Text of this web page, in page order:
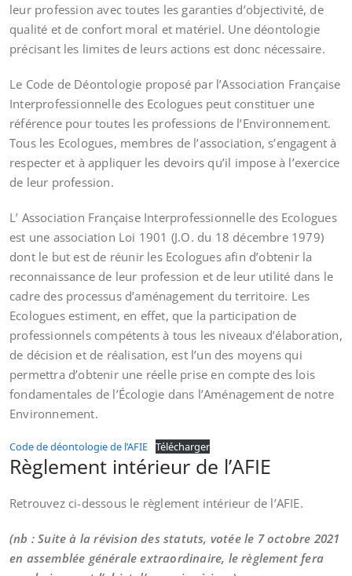
leur profession avec toutes les garanties d’objectivité, de
qualité et de confort moral et matériel. Une déontologie
précisant les limites de leurs actions est donc nécessaire.
Le Code de Déontologie proposé par l’Association Française
Interprofessionnelle des Ecologues peut constituer une
référence pour toutes les professions de l’Environnement.
Tous les Ecologues, membres de l’association, s’engagent à
respecter et à appliquer les devoirs qu’il impose à l’exercice
de leur profession.
L’ Association Française Interprofessionnelle des Ecologues
est une association Loi 1901 (J.O. du 18 décembre 1979)
dont le but est de réunir les Ecologues afin d’obtenir la
reconnaissance de leur profession et de leur utilité dans le
cadre des processus d’aménagement du territoire. Les
Ecologues estiment, en effet, que la participation de
professionnels compétents à tous les niveaux d’élaboration,
de décision et de réalisation, est l’un des moyens qui
permettra d’obtenir une réelle prise en compte des lois
fondamentales de l’Écologie dans l’Aménagement de notre
Environnement.
Code de déontologie de l’AFIE Télécharger
Règlement intérieur de l’AFIE
Retrouvez ci-dessous le règlement intérieur de l’AFIE.
(nb : Suite à la révision des statuts, votée le 7 octobre 2021
en assemblée générale extraordinaire, le règlement fera